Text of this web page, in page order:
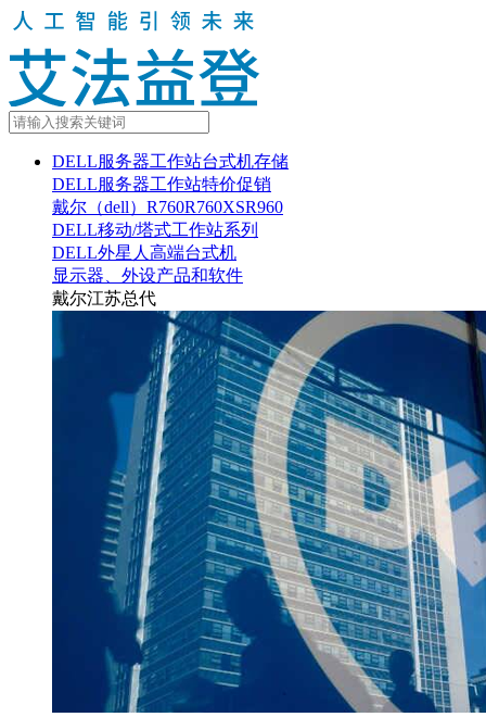
DELL服务器工作站台式机存储
DELL服务器工作站特价促销
戴尔（dell）R760R760XSR960
DELL移动/塔式工作站系列
DELL外星人高端台式机
显示器、外设产品和软件
戴尔江苏总代